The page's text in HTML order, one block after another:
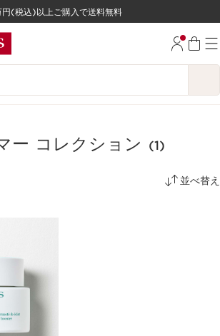
円(税込)以上ご購入で送料無料
ー コレクション (1)
並べ替え